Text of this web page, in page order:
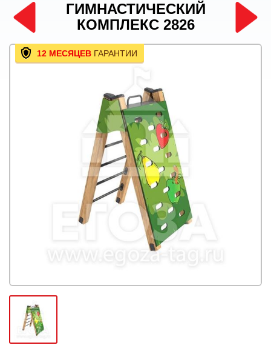
ГИМНАСТИЧЕСКИЙ
КОМПЛЕКС 2826
12 МЕСЯЦЕВ ГАРАНТИИ